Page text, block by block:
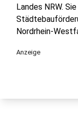
Landes NRW.
Nordrhein-
Anzeige